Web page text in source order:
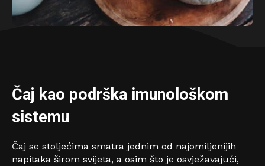
Čaj kao podrška imunološkom
sistemu
Čaj se stoljećima smatra jednim od najomiljenijih
napitaka širom svijeta, a osim što je osvježavajući,